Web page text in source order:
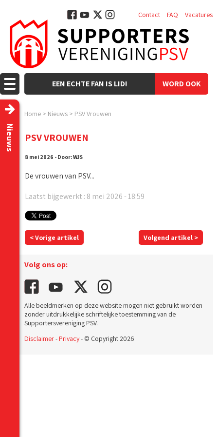
WORD OOK
EEN ECHTE FAN IS LID!
Contact FAQ Vacatures
Home > Nieuws > PSV Vrouwen
Nieuws PSV VROUWEN
8 mei 2026 - Door: WJS
De vrouwen van PSV...
Laatst bijgewerkt : 8 mei 2026 - 18:59
< Vorige artikel Volgend artikel >
Volg ons op:
Alle beeldmerken op deze website mogen niet gebruikt worden
zonder uitdrukkelijke schriftelijke toestemming van de
Supportersvereniging PSV.
Disclaimer-Privacy- © Copyright 2026